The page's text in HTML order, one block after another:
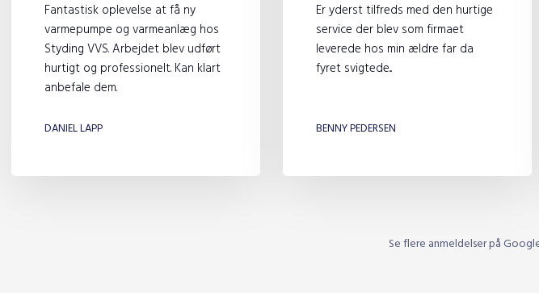
Fantastisk oplevelse at få ny
varmepumpe og varmeanlæg hos
Styding VVS. Arbejdet blev udført
hurtigt og professionelt. Kan klart
anbefale dem.
DANIEL LAPP
Er yderst tilfreds med den hurtige
service der blev som firmaet
leverede hos min ældre far da
fyret svigtede...
BENNY PEDERSEN
Se flere anmeldelser på